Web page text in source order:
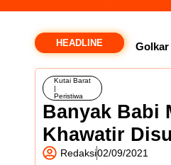
HEADLINE Golkar
Kian
Kutai Barat
|
Peristiwa
Banyak Babi
Khawatir
Redaksi02/09/2021